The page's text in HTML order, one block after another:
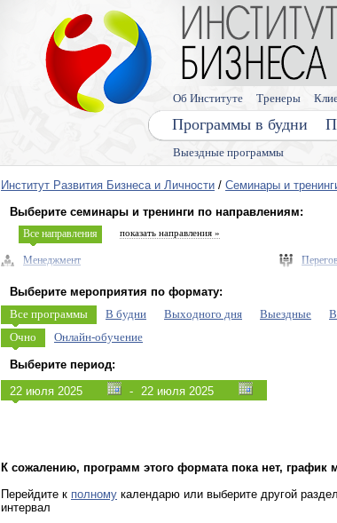
Выездные программы
Программы в будни
Об Институте Тренеры
Институт Развития Бизнеса и Личности / Семинары и
Выберите семинары и тренинги по направлениям:
Все направления показать направления »
Менеджмент
Безопасность бизнеса, риски
Экономика, право
Налоговое планирование
Управление персоналом (HR)
Продажи, клиенты, сервис
Выберите мероприятия по формату:
Все программы
В будни Выходного дня Выездные
Очно
Онлайн-обучение
Выберите период:
-
К сожалению, программ этого формата пока нет, график
Перейдите к полному календарю или выберите другой
интервал